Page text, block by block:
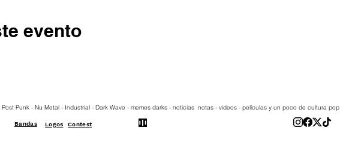
evento
Punk - Nu Metal - Industrial - Dark Wave - memes darks - noticias notas - videos - películas y un poco de cultura pop
Bandas Logos Contest